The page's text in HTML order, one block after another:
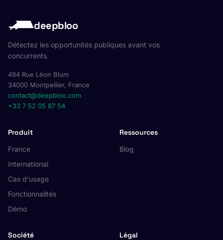
deepbloo
Détectez les opportunités publiques avant vos
concurrents.
494 Rue Léon Blum
34000 Montpellier, France
contact@deepbloo.com
+33 7 52 05 87 54
Produit
France
International
Cas d'usage
Fonctionnalités
Démo
Ressources
Blog
Société Légal